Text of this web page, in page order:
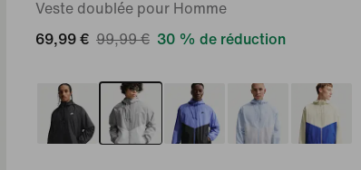
Veste doublée pour Homme
69,99 € 99,99 € 30 % de réduction